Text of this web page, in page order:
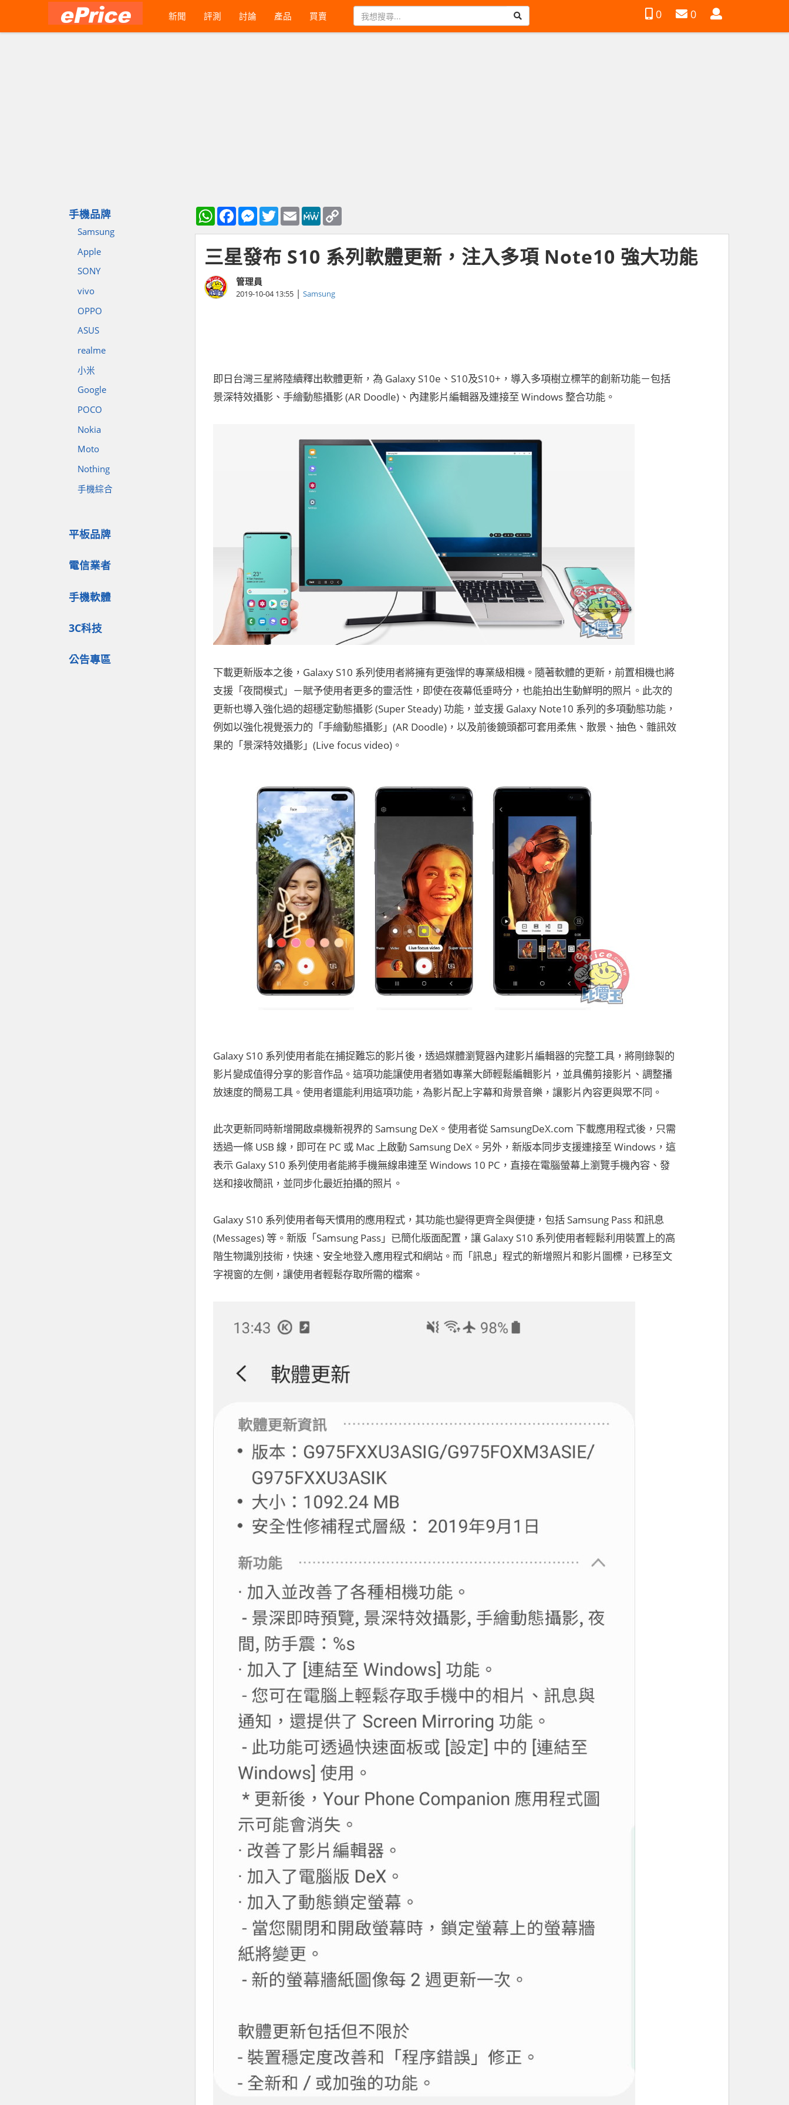
新聞 評測 討論 產品 買賣 0 0
會
手機品牌
Samsung
Apple
SONY
vivo
OPPO
ASUS
realme
小米
Google
POCO
Nokia
Moto
Nothing
手機綜合
平板品牌
電信業者
手機軟體
3C科技
公告專區
WhatsAppFacebookMessenger
TwitterEmail MeWe
三星發布 S10 系列軟體更新，注入多項 Note10 強大功能
管理員
2019-10-04 13:55 | Samsung
即日台灣三星將陸續釋出軟體更新，為 Galaxy S10e、S10及S10+，導入多項樹立標竿的創新功能－包括
景深特效攝影、手繪動態攝影 (AR Doodle)、內建影片編輯器及連接至 Windows 整合功能。
下載更新版本之後，Galaxy S10 系列使用者將擁有更強悍的專業級相機。隨著軟體的更新，前置相機也將
支援「夜間模式」－賦予使用者更多的靈活性，即使在夜幕低垂時分，也能拍出生動鮮明的照片。此次的
更新也導入強化過的超穩定動態攝影 (Super Steady) 功能，並支援 Galaxy Note10 系列的多項動態功能，
例如以強化視覺張力的「手繪動態攝影」(AR Doodle)，以及前後鏡頭都可套用柔焦、散景、抽色、雜訊效
果的「景深特效攝影」(Live focus video)。
Galaxy S10 系列使用者能在捕捉難忘的影片後，透過媒體瀏覽器內建影片編輯器的完整工具，將剛錄製的
影片變成值得分享的影音作品。這項功能讓使用者猶如專業大師輕鬆編輯影片，並具備剪接影片、調整播
放速度的簡易工具。使用者還能利用這項功能，為影片配上字幕和背景音樂，讓影片內容更與眾不同。
此次更新同時新增開啟桌機新視界的 Samsung DeX。使用者從 SamsungDeX.com 下載應用程式後，只需
透過一條 USB 線，即可在 PC 或 Mac 上啟動 Samsung DeX。另外，新版本同步支援連接至 Windows，這
表示 Galaxy S10 系列使用者能將手機無線串連至 Windows 10 PC，直接在電腦螢幕上瀏覽手機內容、發
送和接收簡訊，並同步化最近拍攝的照片。
Galaxy S10 系列使用者每天慣用的應用程式，其功能也變得更齊全與便捷，包括 Samsung Pass 和訊息
(Messages) 等。新版「Samsung Pass」已簡化版面配置，讓 Galaxy S10 系列使用者輕鬆利用裝置上的高
階生物識別技術，快速、安全地登入應用程式和網站。而「訊息」程式的新增照片和影片圖標，已移至文
字視窗的左側，讓使用者輕鬆存取所需的檔案。